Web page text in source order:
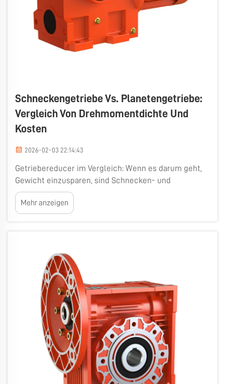
Schneckengetriebe Vs. Planetengetriebe:
Vergleich Von Drehmomentdichte Und
Kosten
2026-02-03 22:14:43
Getriebereducer im Vergleich: Wenn es darum geht,
Gewicht einzusparen, sind Schnecken- und
Planetengetriebe zwei beliebte Modelle. Jeder Typ
weist eigene Vor- und Nachteile auf.
Schneckengetriebe sind eine Bauart von
Mehr anzeigen